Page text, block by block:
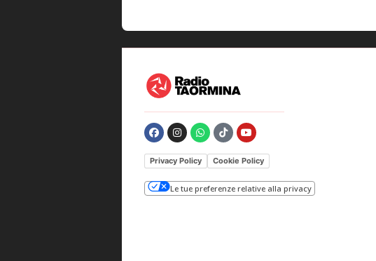
Privacy Policy Cookie Policy
Le tue preferenze relative alla privacy